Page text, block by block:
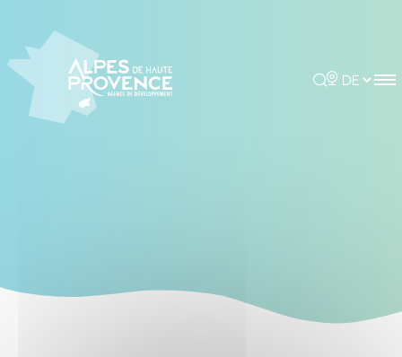
Rechercher
Choisir la